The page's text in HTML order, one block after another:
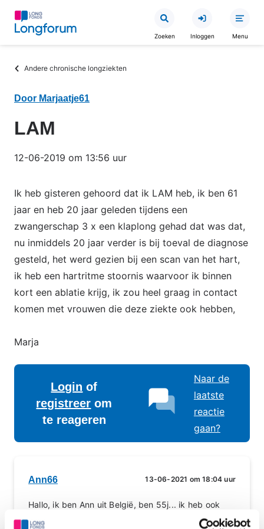
Overslaan
inhoud
Zoeken Inloggen Menu
Kruimelpad
Andere chronische longziekten
Door Marjaatje61
LAM
12-06-2019 om 13:56 uur
Ik heb gisteren gehoord dat ik LAM heb, ik ben 61
jaar en heb 20 jaar geleden tijdens een
zwangerschap 3 x een klaplong gehad dat was dat,
nu inmiddels 20 jaar verder is bij toeval de diagnose
gesteld, het werd gezien bij een scan van het hart,
ik heb een hartritme stoornis waarvoor ik binnen
kort een ablatie krijg, ik zou heel graag in contact
komen met vrouwen die deze ziekte ook hebben,
Marja
Login of
registreer om
te reageren
Naar de
laatste
reactie
gaan?
Ann66 13-06-2021 om 18:04 uur
Hallo, ik ben Ann uit België, ben 55j... ik heb ook
LAM. Vastgesteld in 1990 en sinds 10j ben ik thuis